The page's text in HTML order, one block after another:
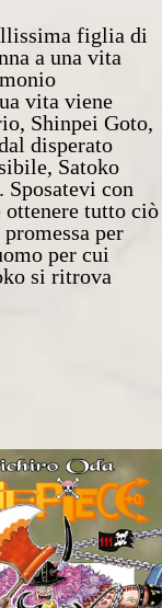
figlia di
a una vita
vita viene
Shinpei Goto,
disperato
Satoko
Sposatevi con
ottenere tutto ciò
per
per cui
si ritrova